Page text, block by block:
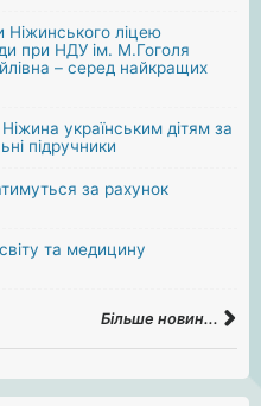
Ніжинського ліцею
при НДУ ім. М.Гоголя
– серед найкращих
українським дітям за
підручники
за рахунок
та медицину
Більше новин...